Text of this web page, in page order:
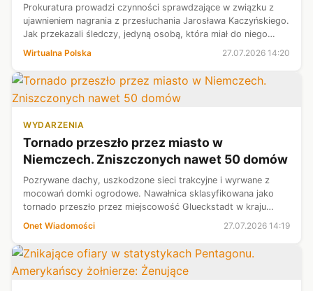
Prokuratura prowadzi czynności sprawdzające w związku z
ujawnieniem nagrania z przesłuchania Jarosława Kaczyńskiego.
Jak przekazali śledczy, jedyną osobą, która miał do niego
Wirtualna Polska 27.07.2026 14:20
WYDARZENIA
Tornado przeszło przez miasto w
Niemczech. Zniszczonych nawet 50 domów
Pozrywane dachy, uszkodzone sieci trakcyjne i wyrwane z
mocowań domki ogrodowe. Nawałnica sklasyfikowana jako
tornado przeszło przez miejscowość Glueckstadt w kraju
związkowym Szlezwik-Holsztyn w powiecie Steinburg.
Onet Wiadomości 27.07.2026 14:19